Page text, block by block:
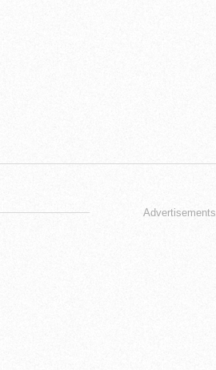
Advertisements